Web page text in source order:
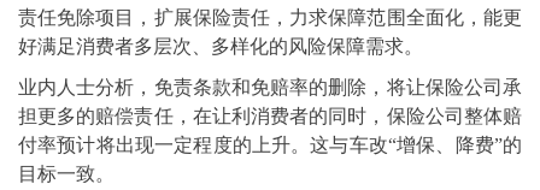
责任免除项目，扩展保险责任，力求保障范围全面化，能更
好满足消费者多层次、多样化的风险保障需求。
业内人士分析，免责条款和免赔率的删除，将让保险公司承
担更多的赔偿责任，在让利消费者的同时，保险公司整体赔
付率预计将出现一定程度的上升。这与车改“增保、降费”的
目标一致。